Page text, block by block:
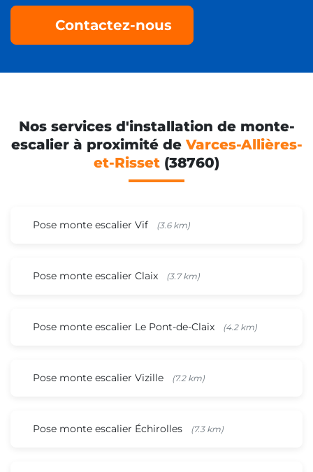
Contactez-nous
Nos services d'installation de monte-
escalier à proximité de Varces-Allières-
et-Risset (38760)
Pose monte escalier Vif (3.6 km)
Pose monte escalier Claix (3.7 km)
Pose monte escalier Le Pont-de-Claix (4.2 km)
Pose monte escalier Vizille (7.2 km)
Pose monte escalier Échirolles (7.3 km)